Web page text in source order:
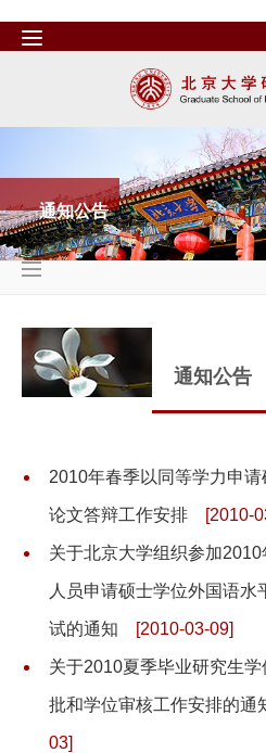
通知公告
通知公告
2010年春季以同等学力申
论文答辩工作安排 [2010-
关于北京大学组织参加2010
人员申请硕士学位外国语水
试的通知 [2010-03-09]
关于2010夏季毕业研究生
批和学位审核工作安排的通
03]